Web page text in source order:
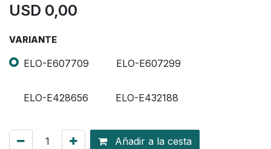
USD 0,00
VARIANTE
ELO-E607709 ELO-E607299
ELO-E428656 ELO-E432188
Añadir a la cesta